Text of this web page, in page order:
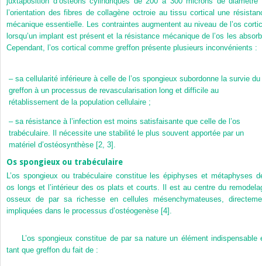
l’orientation des fibres de collagène octroie au tissu cortical une
mécanique essentielle. Les contraintes augmentent au niveau de l’os
lorsqu’un implant est présent et la résistance mécanique de l’os les
Cependant, l’os cortical comme greffon présente plusieurs inconvénients :
– sa cellularité inférieure à celle de l’os spongieux subordonne la survie du
greffon à un processus de revascularisation long et difficile au
rétablissement de la population cellulaire ;
– sa résistance à l’infection est moins satisfaisante que celle de l’os
trabéculaire. Il nécessite une stabilité le plus souvent apportée par un
matériel d’ostéosynthèse [2, 3].
Os spongieux ou trabéculaire
L’os spongieux ou trabéculaire constitue les épiphyses et métaphyses
os longs et l’intérieur des os plats et courts. Il est au centre du
osseux de par sa richesse en cellules mésenchymateuses,
impliquées dans le processus d’ostéogenèse [4].
L’os spongieux constitue de par sa nature un élément indispensable
tant que greffon du fait de :